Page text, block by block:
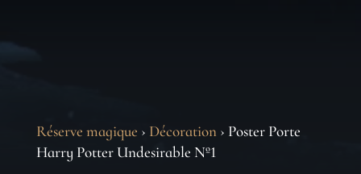
Réserve magique › Décoration› Poster Porte
Harry Potter Undesirable Nº1